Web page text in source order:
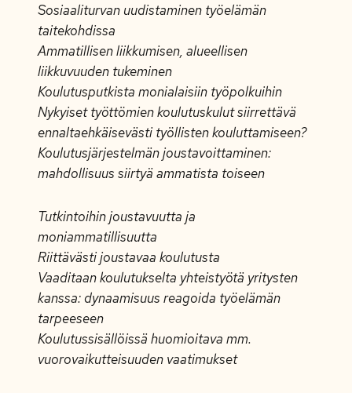
Sosiaaliturvan uudistaminen työelämän
taitekohdissa
Ammatillisen liikkumisen, alueellisen
liikkuvuuden tukeminen
Koulutusputkista monialaisiin työpolkuihin
Nykyiset työttömien koulutuskulut siirrettävä
ennaltaehkäisevästi työllisten kouluttamiseen?
Koulutusjärjestelmän joustavoittaminen:
mahdollisuus siirtyä ammatista toiseen
Tutkintoihin joustavuutta ja
moniammatillisuutta
Riittävästi joustavaa koulutusta
Vaaditaan koulutukselta yhteistyötä yritysten
kanssa: dynaamisuus reagoida työelämän
tarpeeseen
Koulutussisällöissä huomioitava mm.
vuorovaikutteisuuden vaatimukset